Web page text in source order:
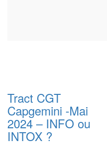
Tract CGT
Capgemini -Mai
2024 – INFO ou
INTOX ?